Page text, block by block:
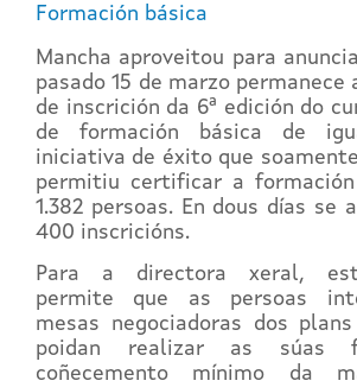
Formación básica
Mancha aproveitou para
pasado 15 de marzo permanece
de inscrición da 6ª edición do
de formación básica de
iniciativa de éxito que
permitiu certificar a
1.382 persoas. En dous días se
400 inscricións.
Para a directora xeral,
permite que as persoas
mesas negociadoras dos
poidan realizar as súas
coñecemento mínimo da